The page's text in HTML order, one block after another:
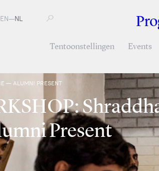
Tentoonstellingen Events
EN—NL
— ALUMNI PRESENT
Present